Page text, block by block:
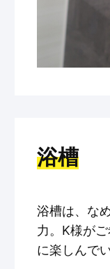
浴槽
浴槽は、な
力。K様が
に楽しんで